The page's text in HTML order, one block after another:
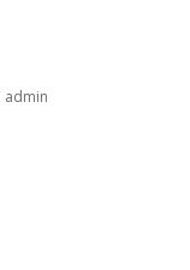
admin